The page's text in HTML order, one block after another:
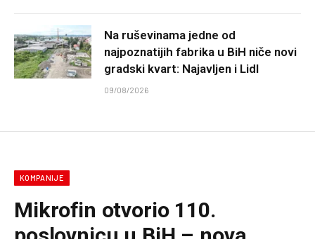
Na ruševinama jedne od
najpoznatijih fabrika u BiH niče novi
gradski kvart: Najavljen i Lidl
09/08/2026
KOMPANIJE
Mikrofin otvorio 110.